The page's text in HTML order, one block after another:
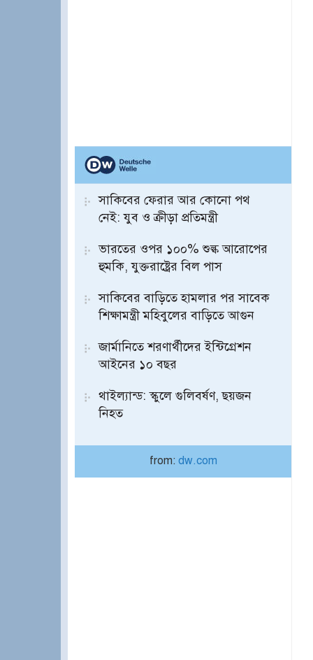
সাকিবের ফেরার আর কোনো পথ
নেই: যুব ও ক্রীড়া প্রতিমন্ত্রী
ভারতের ওপর ১০০% শুল্ক আরোপের
হুমকি, যুক্তরাষ্ট্রের বিল পাস
সাকিবের বাড়িতে হামলার পর সাবেক
শিক্ষামন্ত্রী মহিবুলের বাড়িতে আগুন
জার্মানিতে শরণার্থীদের ইন্টিগ্রেশন
আইনের ১০ বছর
থাইল্যান্ড: স্কুলে গুলিবর্ষণ, ছয়জন
নিহত
from: dw.com